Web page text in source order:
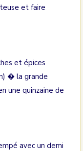
et faire
et épices
� la grande
une quinzaine de
avec un demi